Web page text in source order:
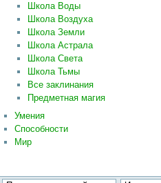
Школа Воды
Школа Воздуха
Школа Земли
Школа Астрала
Школа Света
Школа Тьмы
Все заклинания
Предметная магия
Умения
Способности
Мир